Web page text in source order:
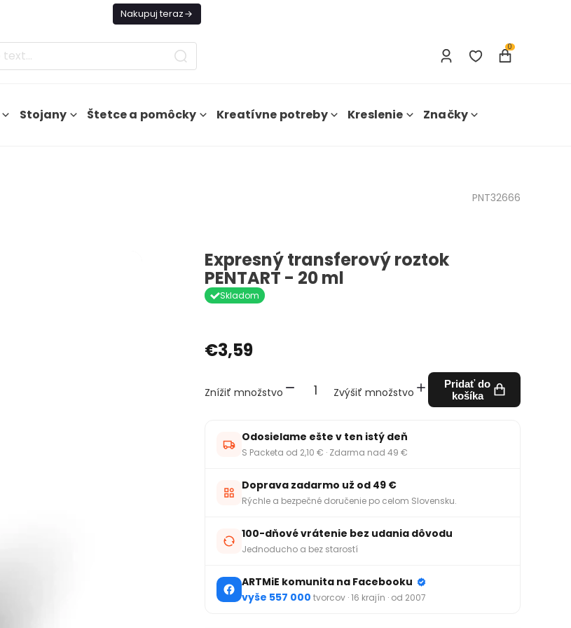
Nakupuj teraz
0
Stojany Štetce a pomôcky Kreatívne potreby Kreslenie Značky
PNT32666
Expresný transferový roztok
PENTART - 20 ml
Skladom
€3,59
Znížiť množstvo Zvýšiť množstvo
Pridať do
košíka
Odosielame ešte v ten istý deň
S Packeta od 2,10 € · Zdarma nad 49 €
Doprava zadarmo už od 49 €
Rýchle a bezpečné doručenie po celom Slovensku.
100-dňové vrátenie bez udania dôvodu
Jednoducho a bez starostí
ARTMiE komunita na Facebooku
vyše 557 000 tvorcov · 16 krajín · od 2007